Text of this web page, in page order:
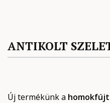
ANTIKOLT
Új termékünk a